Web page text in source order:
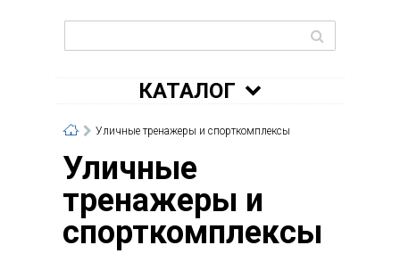
КАТАЛОГ
Уличные тренажеры и спорткомплексы
Уличные
тренажеры и
спорткомплексы